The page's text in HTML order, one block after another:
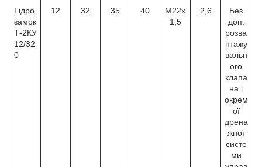
Гідро
замок
Т-2КУ
12/32
0
12 32 35 40
М22х
1,5
2,6
Без
доп.
розва
нтажу
вальн
ого
клапа
на і
окрем
ої
дрена
жної
систе
ми